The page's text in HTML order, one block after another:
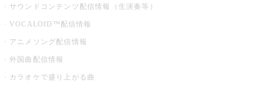
サウンドコンテンツ配信情報（生演奏等）
VOCALOID™配信情報
アニメソング配信情報
外国曲配信情報
カラオケで盛り上がる曲